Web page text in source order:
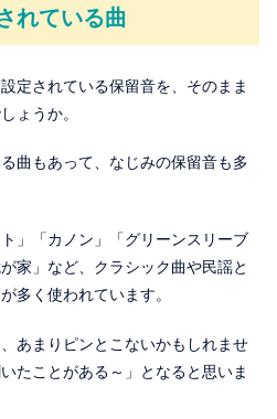
れている曲
定されている保留音を、そのまま
ょうか。
曲もあって、なじみの保留音も多
」「カノン」「グリーンスリーブ
家」など、クラシック曲や民謡と
多く使われています。
あまりピンとこないかもしれませ
たことがある～」となると思いま